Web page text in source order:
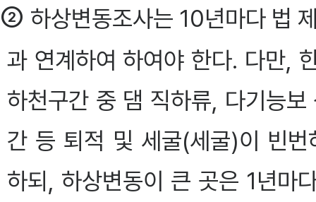
② 하상변동조사는 10년마다 법
과 연계하여 하여야 한다. 다만,
하천구간 중 댐 직하류, 다기능
간 등 퇴적 및 세굴(세굴)이 빈
하되, 하상변동이 큰 곳은 1년마